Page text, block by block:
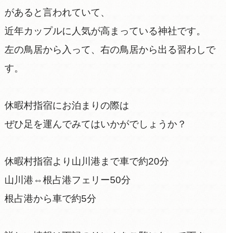
があると言われていて、
近年カップルに人気が高まっている神社です。
左の鳥居から入って、右の鳥居から出る習わしで
す。
休暇村指宿にお泊まりの際は
ぜひ足を運んでみてはいかがでしょうか？
休暇村指宿より山川港まで車で約20分
山川港⇔根占港フェリー50分
根占港から車で約5分